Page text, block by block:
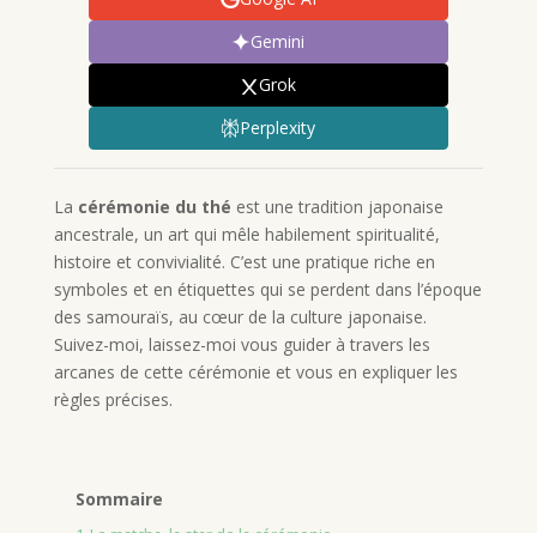
Gemini
Grok
Perplexity
La cérémonie du thé est une tradition japonaise
ancestrale, un art qui mêle habilement spiritualité,
histoire et convivialité. C’est une pratique riche en
symboles et en étiquettes qui se perdent dans l’époque
des samouraïs, au cœur de la culture japonaise.
Suivez-moi, laissez-moi vous guider à travers les
arcanes de cette cérémonie et vous en expliquer les
règles précises.
Sommaire